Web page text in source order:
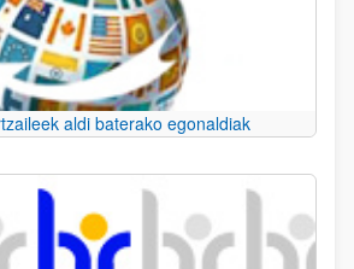
aldi baterako egonaldiak